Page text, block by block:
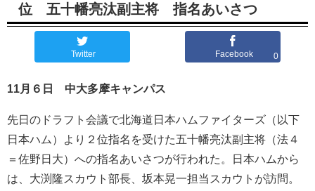
位 五十幡亮汰副主将 指名あいさつ
Twitter Facebook 0
11月６日 中大多摩キャンパス
先日のドラフト会議で北海道日本ハムファイターズ（以下
日本ハム）より２位指名を受けた五十幡亮汰副主将（法４
＝佐野日大）への指名あいさつが行われた。日本ハムから
は、大渕隆スカウト部長、坂本晃一担当スカウトが訪問。